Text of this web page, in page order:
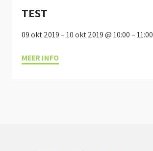
TEST
09 okt 2019 – 10 okt 2019 @ 10:00 –
MEER INFO